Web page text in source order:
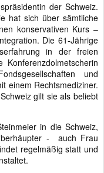
der Schweiz.
hat sich über sämtliche
konservativen Kurs –
Die 61-Jährige
in der freien
und
einem Rechtsmediziner.
gilt sie als beliebt
in die Schweiz,
-
auch Frau
regelmäßig statt und